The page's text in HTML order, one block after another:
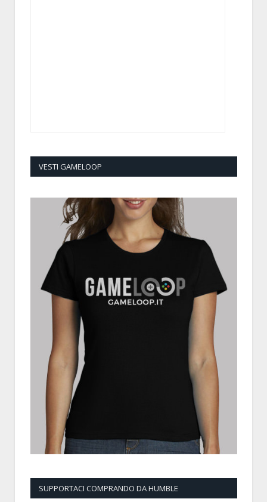
VESTI GAMELOOP
SUPPORTACI COMPRANDO DA HUMBLE